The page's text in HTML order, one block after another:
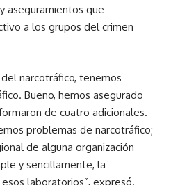
aseguramientos que
a los grupos del crimen
narcotráfico, tenemos
Bueno, hemos asegurado
de cuatro adicionales.
problemas de narcotráfico;
de alguna organización
y sencillamente, la
laboratorios”, expresó.